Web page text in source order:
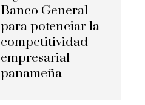
Banco General
para potenciar la
competitividad
empresarial
panameña